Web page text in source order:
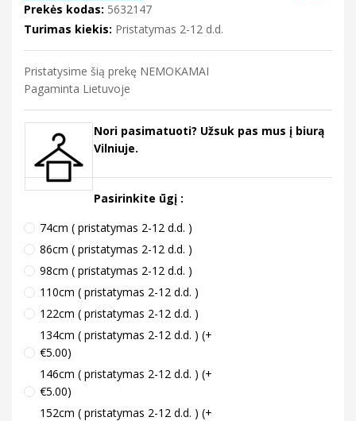
Prekės kodas: 5632147
Turimas kiekis: Pristatymas 2-12 d.d.
Pristatysime šią prekę NEMOKAMAI
Pagaminta Lietuvoje
Nori pasimatuoti? Užsuk pas mus į biurą
Vilniuje.
Pasirinkite ūgį :
74cm ( pristatymas 2-12 d.d. )
86cm ( pristatymas 2-12 d.d. )
98cm ( pristatymas 2-12 d.d. )
110cm ( pristatymas 2-12 d.d. )
122cm ( pristatymas 2-12 d.d. )
134cm ( pristatymas 2-12 d.d. ) (+
€5.00)
146cm ( pristatymas 2-12 d.d. ) (+
€5.00)
152cm ( pristatymas 2-12 d.d. ) (+